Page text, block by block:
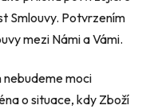
Smlouvy. Potvrzením
mezi Námi a Vámi.
nebudeme moci
o situace, kdy Zboží